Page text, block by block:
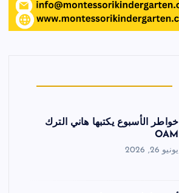
خواطر الأسبوع يكتبها هاني الترك
OAM
يونيو 26, 2026